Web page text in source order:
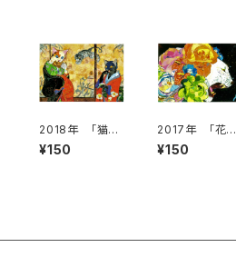
2018年 「猫美
人～平目焼きの
誘惑～」絵はが
¥150
2017年 「花ラ
イオンの咆哮」絵
はがき
¥150